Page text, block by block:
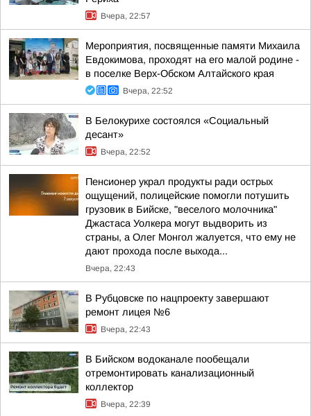
Вчера, 22:57
Мероприятия, посвященные памяти Михаила
Евдокимова, проходят на его малой родине -
в поселке Верх-Обском Алтайского края
Вчера, 22:52
В Белокурихе состоялся «Социальный
десант»
Вчера, 22:52
Пенсионер украл продукты ради острых
ощущений, полицейские помогли потушить
грузовик в Бийске, "веселого молочника"
Джастаса Уолкера могут выдворить из
страны, а Олег Монгол жалуется, что ему не
дают прохода после выхода...
Вчера, 22:43
В Рубцовске по нацпроекту завершают
ремонт лицея №6
Вчера, 22:43
В Бийском водоканале пообещали
отремонтировать канализационный
коллектор
Вчера, 22:39